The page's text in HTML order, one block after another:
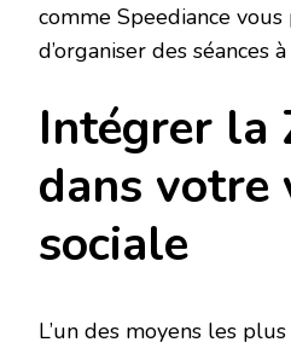
comme Speediance
d’organiser des séances
Intégrer la
dans votre
sociale
L’un des moyens les